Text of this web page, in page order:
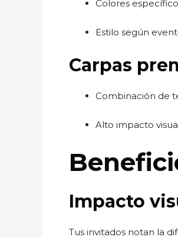
Colores
Estilo según
Carpas
Combinación de
Alto impacto
Impacto
Tus invitados notan la